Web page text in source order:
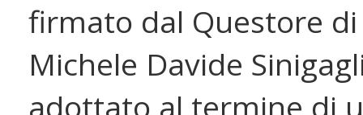
firmato dal Questore
Michele Davide
adottato al termine di